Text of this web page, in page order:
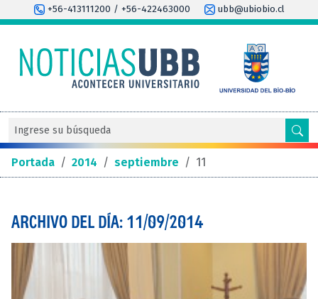
+56-413111200 / +56-422463000 ubb@ubiobio.cl
Portada / 2014 / septiembre / 11
ARCHIVO DEL DÍA: 11/09/2014